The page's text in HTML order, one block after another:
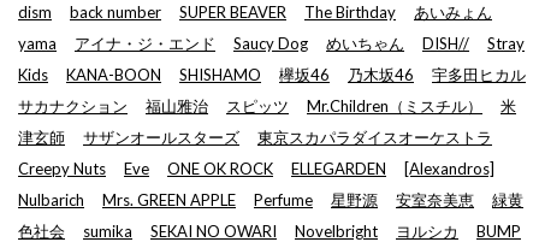
dism
back number SUPER BEAVER The Birthday
あいみょん
yama
アイナ・ジ・エンド Saucy Dog めいちゃん DISH//
Stray
Kids
KANA-BOON SHISHAMO 欅坂46 乃木坂46
宇多田ヒカル
サカナクション
福山雅治 スピッツ Mr.Children（ミスチル）
米
津玄師
サザンオールスターズ
東京スカパラダイスオーケストラ
Creepy Nuts
Eve ONE OK ROCK ELLEGARDEN
[Alexandros]
Nulbarich
Mrs. GREEN APPLE Perfume 星野源 安室奈美恵
緑黄
色社会
sumika SEKAI NO OWARI Novelbright ヨルシカ
BUMP